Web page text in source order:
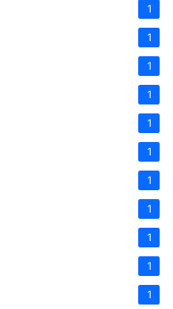
1
1
1
1
1
1
1
1
1
1
1